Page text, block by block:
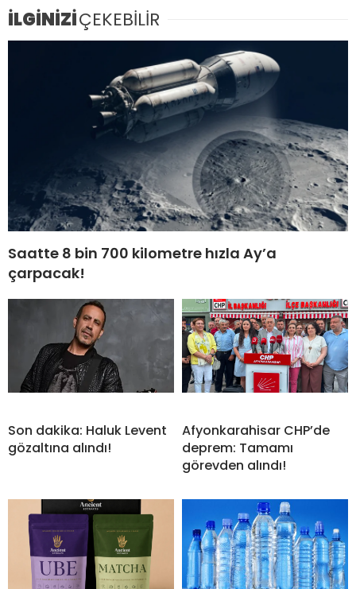
İLGİNİZİÇEKEBİLİR
Saatte 8 bin 700 kilometre hızla Ay’a
çarpacak!
Son dakika: Haluk Levent
gözaltına alındı!
Afyonkarahisar CHP’de
deprem: Tamamı
görevden alındı!